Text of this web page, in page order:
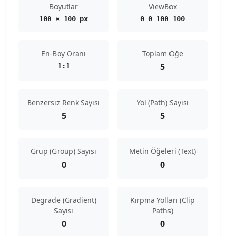
Boyutlar
100 × 100 px
ViewBox
0 0 100 100
En-Boy Oranı
1:1
Toplam Öğe
5
Benzersiz Renk Sayısı
5
Yol (Path) Sayısı
5
Grup (Group) Sayısı
0
Metin Öğeleri (Text)
0
Degrade (Gradient)
Sayısı
0
Kırpma Yolları (Clip
Paths)
0